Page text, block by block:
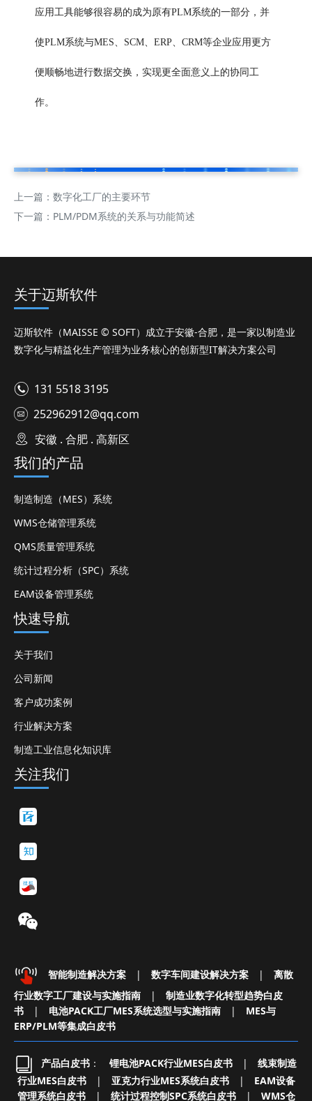
应用工具能够很容易的成为原有PLM系统的一部分，并
使PLM系统与MES、SCM、ERP、CRM等企业应用更方
便顺畅地进行数据交换，实现更全面意义上的协同工
作。
上一篇： 数字化工厂的主要环节
下一篇： PLM/PDM系统的关系与功能简述
关于迈斯软件
迈斯软件（MAISSE © SOFT）成立于安徽-合肥，是一家以制造业
数字化与精益化生产管理为业务核心的创新型IT解决方案公司
131 5518 3195
252962912@qq.com
安徽 . 合肥 . 高新区
我们的产品
制造制造（MES）系统
WMS仓储管理系统
QMS质量管理系统
统计过程分析（SPC）系统
EAM设备管理系统
快速导航
关于我们
公司新闻
客户成功案例
行业解决方案
制造工业信息化知识库
关注我们
智能制造解决方案 | 数字车间建设解决方案 |
离散
行业数字工厂建设与实施指南
|
制造业数字化转型趋势白皮
书
| 电池PACK工厂MES系统选型与实施指南 |
MES与
ERP/PLM等集成白皮书
产品白皮书 ： 锂电池PACK行业MES白皮书 |
线束制造
行业MES白皮书
| 亚克力行业MES系统白皮书 |
EAM设备
管理系统白皮书
| 统计过程控制SPC系统白皮书 | WMS仓